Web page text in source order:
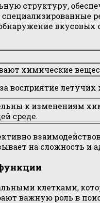
структуру,
химические
восприятие летучих
к изменениям
среде.
на сложность
клетками,
важную роль в